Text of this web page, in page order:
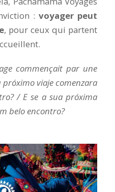
:voyager peut
, pour ceux qui partent
commençait par une
próximo viaje comenzara
/ E se a sua próxima
belo encontro?